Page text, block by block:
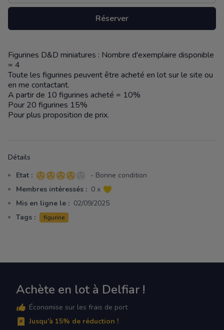
Réserver
Description
Figurines D&D miniatures : Nombre d'exemplaire disponible
= 4
Toute les figurines peuvent être acheté en lot sur le site ou
en me contactant.
A partir de 10 figurines acheté = 10%
Pour 20 figurines 15%
Pour plus proposition de prix.
Détails
Etat : 4 sur 5 étoiles
- Bonne condition
Membres intéressés : 0 x
Mis en ligne le : 02/09/2025
Tags :
figurine
Achète en lot à Delfiar !
Économise sur les frais de port
Jusqu'à 15% de réduction !